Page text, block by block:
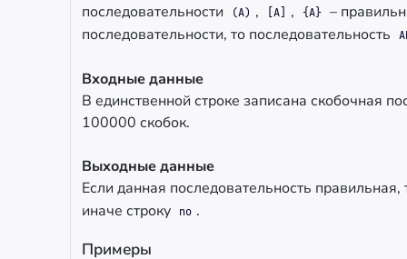
последовательности
(A) , [A] , {A} –
последовательности, то последовательность
Входные данные
В единственной строке записана скобочная
100000 скобок.
Выходные данные
Если данная последовательность
иначе строку
no .
Примеры